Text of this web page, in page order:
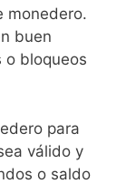
monedero.
buen
o bloqueos
para
válido y
o saldo